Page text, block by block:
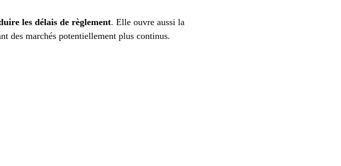
les délais de règlement. Elle ouvre aussi la
des marchés potentiellement plus continus.